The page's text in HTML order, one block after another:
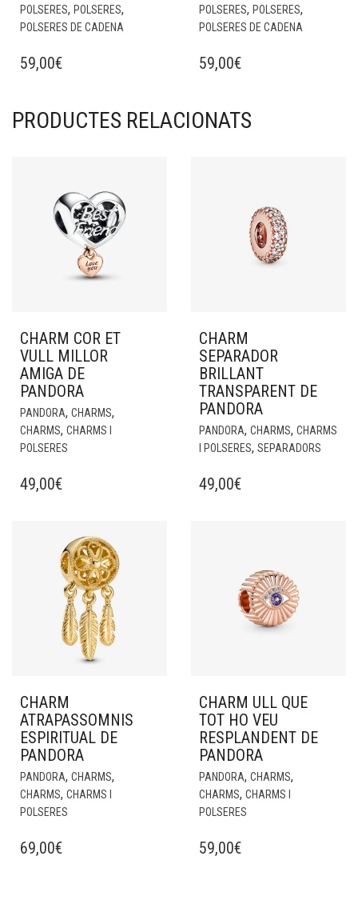
POLSERES, POLSERES,
POLSERES DE CADENA
59,00€
POLSERES, POLSERES,
POLSERES DE CADENA
59,00€
PRODUCTES RELACIONATS
CHARM COR ET
VULL MILLOR
AMIGA DE
PANDORA
PANDORA, CHARMS,
CHARMS, CHARMS I
POLSERES
49,00€
CHARM
SEPARADOR
BRILLANT
TRANSPARENT DE
PANDORA
PANDORA, CHARMS, CHARMS
I POLSERES, SEPARADORS
49,00€
CHARM
ATRAPASSOMNIS
ESPIRITUAL DE
PANDORA
PANDORA, CHARMS,
CHARMS, CHARMS I
POLSERES
69,00€
CHARM ULL QUE
TOT HO VEU
RESPLANDENT DE
PANDORA
PANDORA, CHARMS,
CHARMS, CHARMS I
POLSERES
59,00€